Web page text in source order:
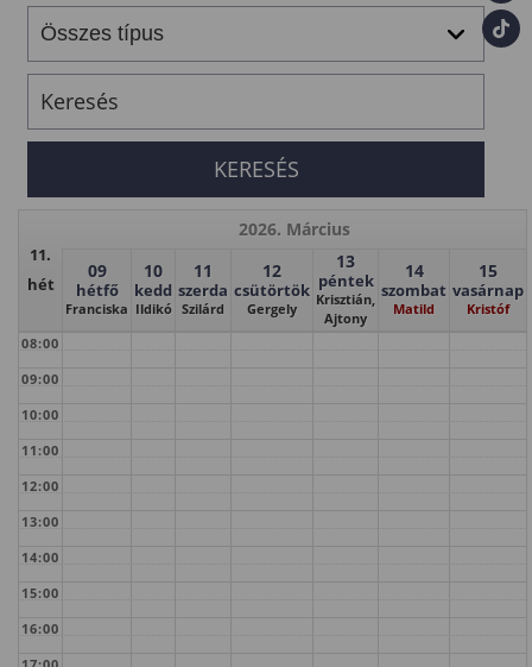
11.
hét
2026. Március
09
hétfő
Franciska
10
kedd
Ildikó
11
szerda
Szilárd
12
csütörtök
Gergely
13
péntek
Krisztián,
Ajtony
14
szombat
Matild
15
vasárnap
Kristóf
08:00
09:00
10:00
11:00
12:00
13:00
14:00
15:00
16:00